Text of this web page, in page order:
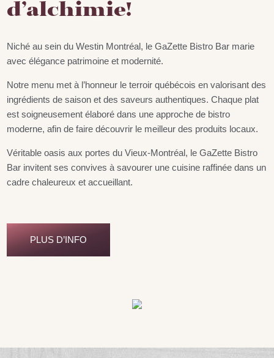
d’alchimie!
Niché au sein du Westin Montréal, le GaZette Bistro Bar marie
avec élégance patrimoine et modernité.
Notre menu met à l’honneur le terroir québécois en valorisant des
ingrédients de saison et des saveurs authentiques. Chaque plat
est soigneusement élaboré dans une approche de bistro
moderne, afin de faire découvrir le meilleur des produits locaux.
Véritable oasis aux portes du Vieux-Montréal, le GaZette Bistro
Bar invitent ses convives à savourer une cuisine raffinée dans un
cadre chaleureux et accueillant.
PLUS D’INFO